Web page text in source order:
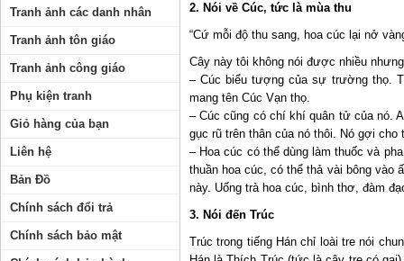
2. Nói về Cúc, tức là mùa thu
“Cứ mỗi độ thu sang, hoa cúc lại nở
Cây này tôi không nói được nhiều
– Cúc biểu tượng của sự trường thọ.
mang tên Cúc Vạn thọ.
– Cúc cũng có chí khí quân tử của nó.
gục rũ trên thân của nó thôi. Nó gợi
– Hoa cúc có thể dùng làm thuốc và
thuần hoa cúc, có thể thả vài bông vào
này. Uống trà hoa cúc, bình thơ, đàm
3. Nói đến Trúc
Trúc trong tiếng Hán chỉ loài tre nói
Tranh ảnh các danh nhân
Tranh ảnh tôn giáo
Tranh ảnh công giáo
Phụ kiện tranh
Giỏ hàng của bạn
Liên hệ
Bản Đồ
Chính sách đổi trả
Chính sách bảo mật